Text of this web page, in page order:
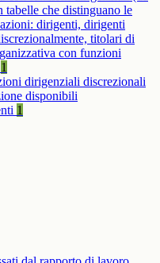
tabelle che distinguano le
dirigenti, dirigenti
titolari di
con funzioni
1
dirigenziali discrezionali
disponibili
1